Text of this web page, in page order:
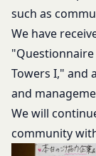
such as
We have
"Questionnaire
Towers I," and
and
We will
community
せるもの
バに、当
クセスした
齢や性別
できない属
個人が特
す。
お客様がご
合は、ブ
当社は、本
会員の明
ることがで
前項によ
生日を定
の本規約の
し、本規
る方法に